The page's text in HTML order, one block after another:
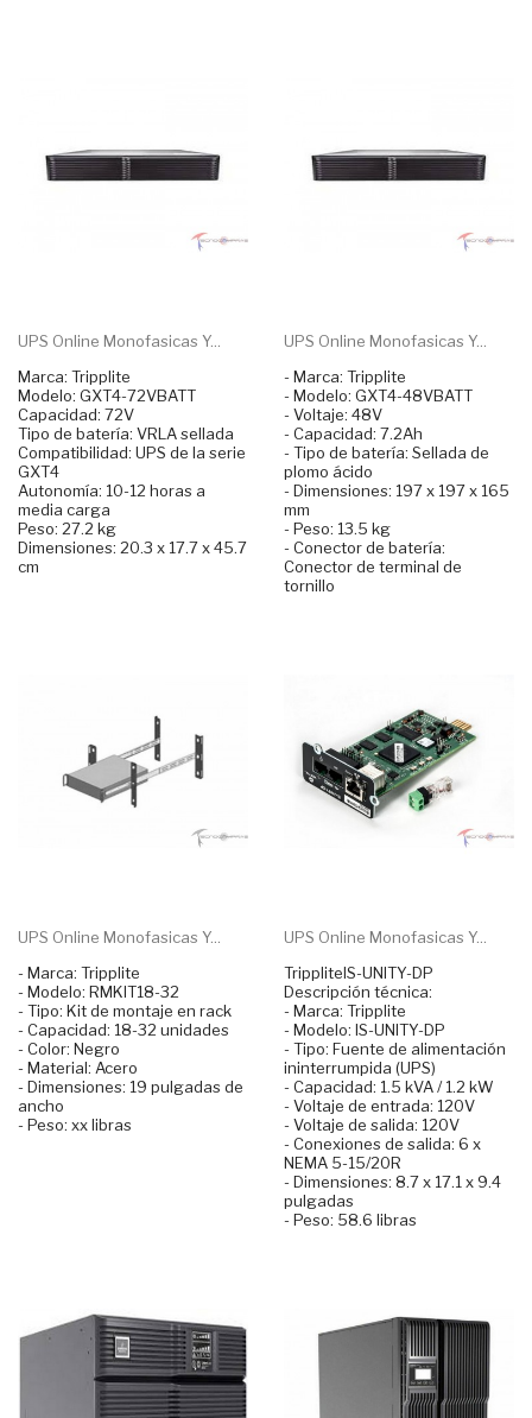
UPS Online Monofasicas Y...
Marca: Tripplite
Modelo: GXT4-72VBATT
Capacidad: 72V
Tipo de batería: VRLA sellada
Compatibilidad: UPS de la serie
GXT4
Autonomía: 10-12 horas a
media carga
Peso: 27.2 kg
Dimensiones: 20.3 x 17.7 x 45.7
cm
UPS Online Monofasicas Y...
- Marca: Tripplite
- Modelo: GXT4-48VBATT
- Voltaje: 48V
- Capacidad: 7.2Ah
- Tipo de batería: Sellada de
plomo ácido
- Dimensiones: 197 x 197 x 165
mm
- Peso: 13.5 kg
- Conector de batería:
Conector de terminal de
tornillo
UPS Online Monofasicas Y...
- Marca: Tripplite
- Modelo: RMKIT18-32
- Tipo: Kit de montaje en rack
- Capacidad: 18-32 unidades
- Color: Negro
- Material: Acero
- Dimensiones: 19 pulgadas de
ancho
- Peso: xx libras
UPS Online Monofasicas Y...
TrippliteIS-UNITY-DP
Descripción técnica:
- Marca: Tripplite
- Modelo: IS-UNITY-DP
- Tipo: Fuente de alimentación
ininterrumpida (UPS)
- Capacidad: 1.5 kVA / 1.2 kW
- Voltaje de entrada: 120V
- Voltaje de salida: 120V
- Conexiones de salida: 6 x
NEMA 5-15/20R
- Dimensiones: 8.7 x 17.1 x 9.4
pulgadas
- Peso: 58.6 libras